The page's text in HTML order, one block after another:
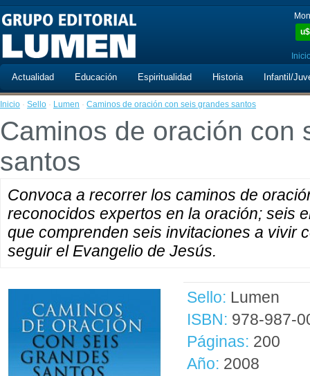
u$
Actualidad Educación Espiritualidad Historia Infantil/
Inicio · Sello · Lumen · Caminos de oración con seis grandes santos
Caminos de oración con
santos
Convoca a recorrer los caminos de
reconocidos expertos en la oración; seis
que comprenden seis invitaciones a vivir
seguir el Evangelio de Jesús.
Sello: Lumen
ISBN: 978-987-
Páginas: 200
Año: 2008